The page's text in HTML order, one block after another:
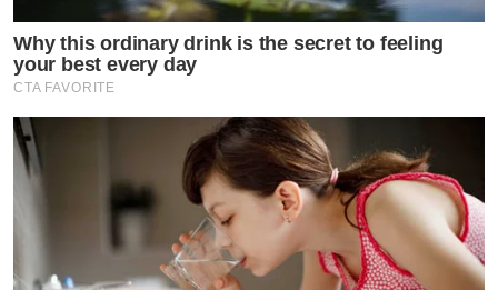
Why this ordinary drink is the secret to feeling
your best every day
CTA FAVORITE